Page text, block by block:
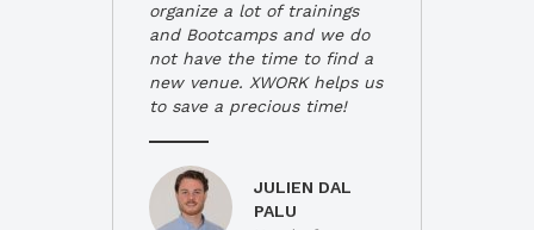
organize a lot of trainings
and Bootcamps and we do
not have the time to find a
new venue. XWORK helps us
to save a precious time!
JULIEN DAL
PALU